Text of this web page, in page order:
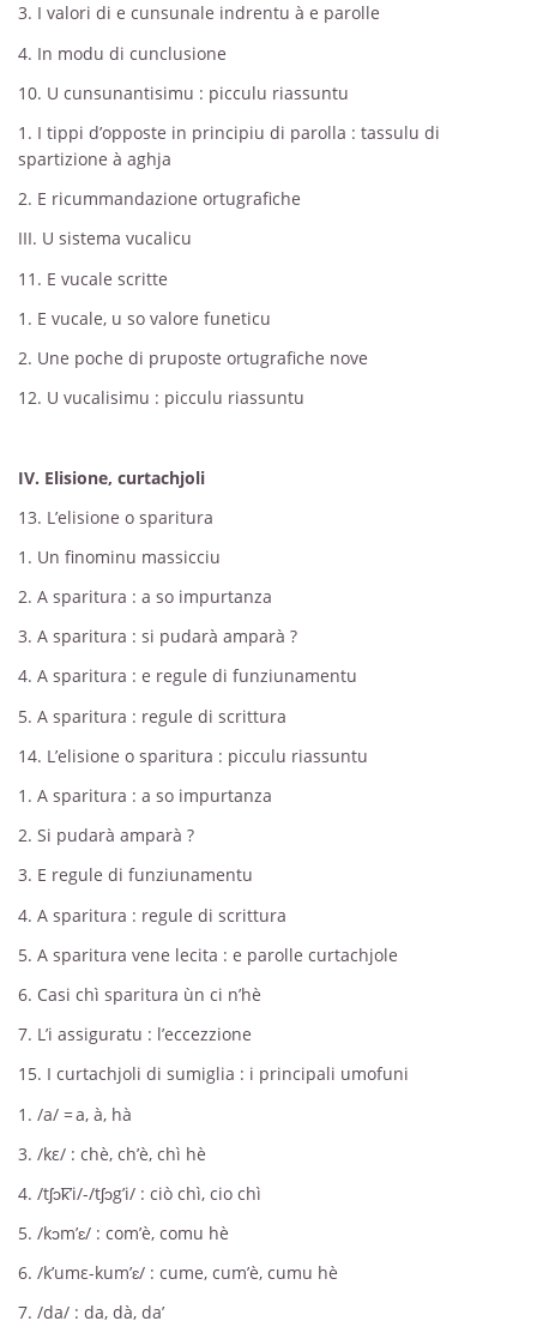
3. I valori di e cunsunale indrentu à e parolle
4. In modu di cunclusione
10. U cunsunantisimu : picculu riassuntu
1. I tippi d’opposte in principiu di parolla : tassulu di
spartizione à aghja
2. E ricummandazione ortugrafiche
III. U sistema vucalicu
11. E vucale scritte
1. E vucale, u so valore funeticu
2. Une poche di pruposte ortugrafiche nove
12. U vucalisimu : picculu riassuntu
IV. Elisione, curtachjoli
13. L’elisione o sparitura
1. Un finominu massicciu
2. A sparitura : a so impurtanza
3. A sparitura : si pudarà amparà ?
4. A sparitura : e regule di funziunamentu
5. A sparitura : regule di scrittura
14. L’elisione o sparitura : picculu riassuntu
1. A sparitura : a so impurtanza
2. Si pudarà amparà ?
3. E regule di funziunamentu
4. A sparitura : regule di scrittura
5. A sparitura vene lecita : e parolle curtachjole
6. Casi chì sparitura ùn ci n’hè
7. L’i assiguratu : l’eccezzione
15. I curtachjoli di sumiglia : i principali umofuni
1. /a/ = a, à, hà
3. /kε/ : chè, ch’è, chì hè
4. /tʃɔk̅’i/-/tʃɔg’i/ : ciò chì, cio chì
5. /kɔm’ɛ/ : com’è, comu hè
6. /k’umε-kum’ɛ/ : cume, cum’è, cumu hè
7. /da/ : da, dà, da’